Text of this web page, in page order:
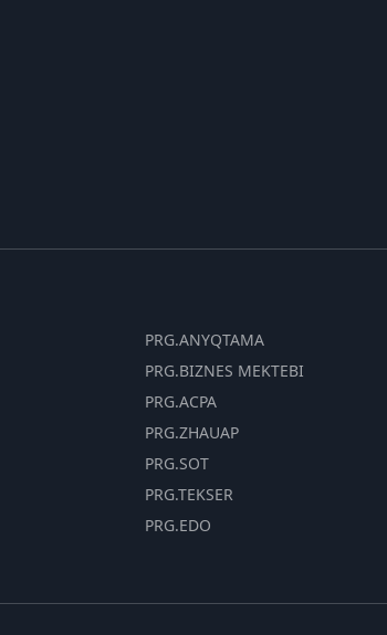
PRG.ANYQTAMA
PRG.BIZNES MEKTEBI
PRG.ACPA
PRG.ZHAUAP
PRG.SOT
PRG.TEKSER
PRG.EDO